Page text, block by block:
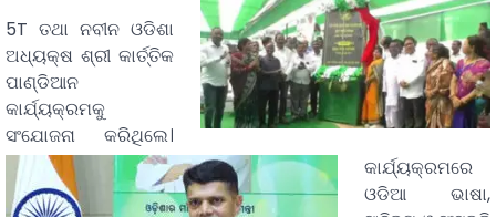
5T ତଥା ନବୀନ ଓଡିଶା
ଅଧ୍ୟକ୍ଷ ଶ୍ରୀ କାର୍ତ୍ତିକ
ପାଣ୍ଡିଆନ
କାର୍ଯ୍ୟକ୍ରମକୁ
ସଂଯୋଜନା କରିଥିଲେ।
କାର୍ଯ୍ୟକ୍ରମରେ
ଓଡିଆ ଭାଷା,